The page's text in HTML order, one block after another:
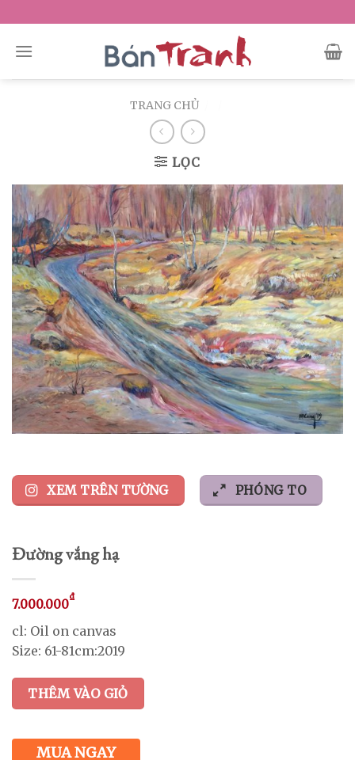
to
content
TRANG CHỦ
LỌC
XEM TRÊN TƯỜNG PHÓNG TO
Đường vắng hạ
7.000.000₫
cl: Oil on canvas
Size: 61-81cm:2019
THÊM VÀO GIỎ
MUA NGAY